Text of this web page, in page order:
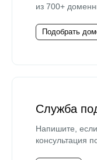
из 700+
Подобрать
Служба
Напишите,
консультация